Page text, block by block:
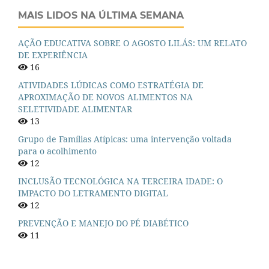
MAIS LIDOS NA ÚLTIMA SEMANA
AÇÃO EDUCATIVA SOBRE O AGOSTO LILÁS: UM RELATO
DE EXPERIÊNCIA
16
ATIVIDADES LÚDICAS COMO ESTRATÉGIA DE
APROXIMAÇÃO DE NOVOS ALIMENTOS NA
SELETIVIDADE ALIMENTAR
13
Grupo de Famílias Atípicas: uma intervenção voltada
para o acolhimento
12
INCLUSÃO TECNOLÓGICA NA TERCEIRA IDADE: O
IMPACTO DO LETRAMENTO DIGITAL
12
PREVENÇÃO E MANEJO DO PÉ DIABÉTICO
11